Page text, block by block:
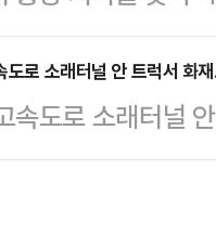
지…
에 따르면 가고시
공까지 치솟아
걸쳐 있는 기리
에까지 이…
이 대통령은 4일
'에서 "대통령실을
균형발전 측면에
오래된 의제"라
도로 소래터널 안 트럭서 화
속도로 소래터널